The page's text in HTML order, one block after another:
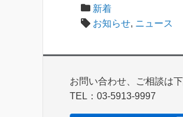
新着
お知らせ, ニュース
お問い合わせ、ご相談は
TEL：03-5913-9997